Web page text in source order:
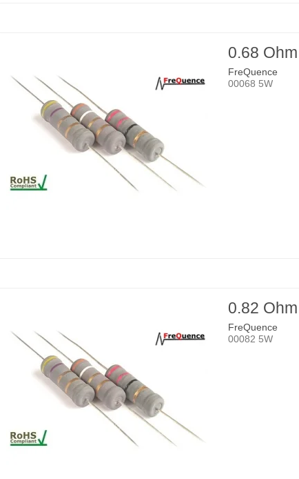
0.68 Ohm
FreQuence
00068 5W
0.82 Ohm
FreQuence
00082 5W